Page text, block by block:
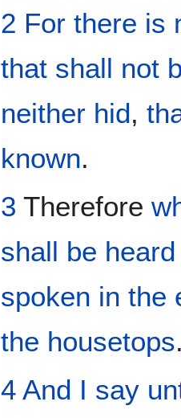
2 For there is
that shall not
neither hid,
known.
3 Therefore
shall be heard
spoken in the
the housetops
4 And I say